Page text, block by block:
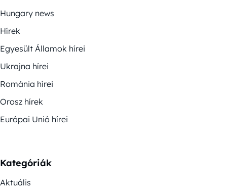
Hungary news
Hírek
Egyesült Államok hírei
Ukrajna hírei
Románia hírei
Orosz hírek
Európai Unió hírei
Kategóriák
Aktuális